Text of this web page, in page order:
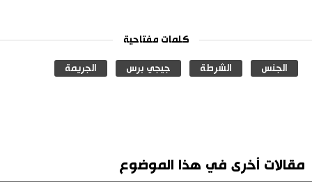
كلمات مفتاحية
الجنس الشرطة جيجي برس الجريمة
مقالات أخرى في هذا الموضوع